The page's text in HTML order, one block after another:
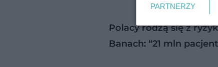
Polacy rodzą się z
Banach: “21 mln
PARTNERZY